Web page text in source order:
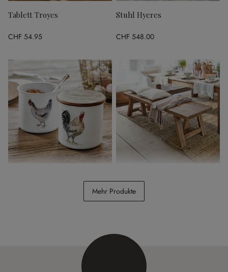
Tablett Troyes
CHF 54.95
Stuhl Hyeres
CHF 548.00
CHF 698.00
Mehr Produkte